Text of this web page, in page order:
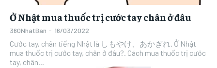
WIFI AU
WIFI DOCOMO
WIFI AU
WIFI DOCOMO
WIFI AU
WIFI BIGLOBE
WIFI DOCOMO
WIFI SOFTBANK
WIFI AU
WIFI BIGLOBE
WIFI DOCOMO
WIFI SOFTBANK
Ở Nhật mua thuốc trị cước tay chân ở đâu
360NhatBan - 16/03/2022
Cước tay, chân tiếng Nhật là しもやけ、あかぎれ. Ở Nhật
mua thuốc trị cước tay, chân ở đâu?. Cách mua thuốc trị cước
tay, chân...